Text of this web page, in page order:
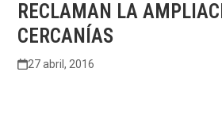
RECLAMAN LA
CERCANÍAS
27 abril, 2016